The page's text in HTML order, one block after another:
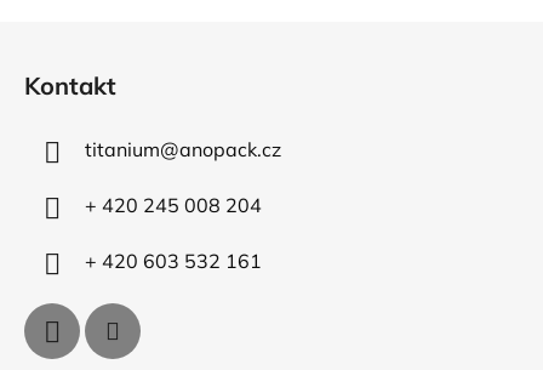
Kontakt
titanium@anopack.cz
+ 420 245 008 204
+ 420 603 532 161